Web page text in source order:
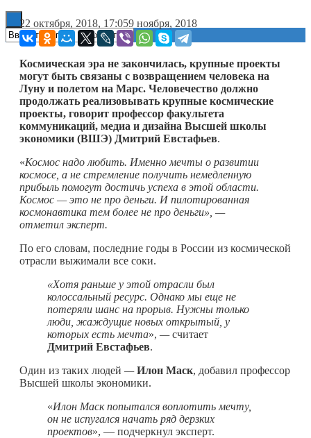
22 октября, 2018, 17:059 ноября, 2018
Космическая эра не закончилась, крупные проекты
могут быть связаны с возвращением человека на
Луну и полетом на Марс. Человечество должно
продолжать реализовывать крупные космические
проекты, говорит профессор факультета
коммуникаций, медиа и дизайна Высшей школы
экономики (ВШЭ) Дмитрий Евстафьев.
«Космос надо любить. Именно мечты о развитии
космосе, а не стремление получить немедленную
прибыль помогут достичь успеха в этой области.
Космос — это не про деньги. И пилотированная
космонавтика тем более не про деньги», ­—
отметил эксперт.
По его словам, последние годы в России из космической
отрасли выжимали все соки.
«Хотя раньше у этой отрасли был
колоссальный ресурс. Однако мы еще не
потеряли шанс на прорыв. Нужны только
люди, жаждущие новых открытый, у
которых есть мечта», —считает
Дмитрий Евстафьев.
Один из таких людей — Илон Маск, добавил профессор
Высшей школы экономики.
«Илон Маск попытался воплотить мечту,
он не испугался начать ряд дерзких
проектов», — подчеркнул эксперт.